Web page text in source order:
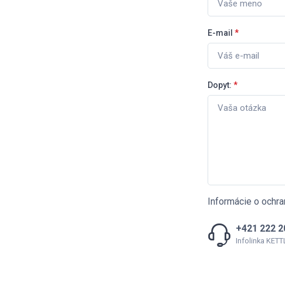
E-mail *
Dopyt: *
Informácie o
+421 222
Infolinka